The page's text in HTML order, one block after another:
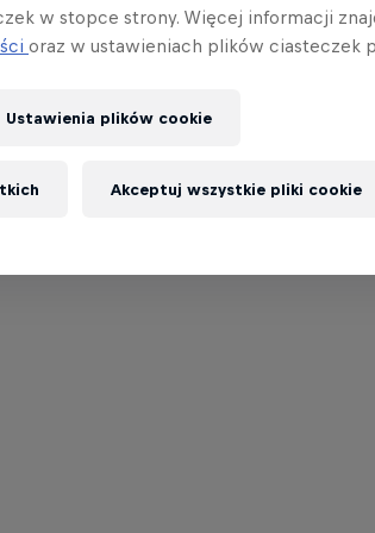
w stopce strony. Więcej informacji
oraz w ustawieniach plików ciasteczek
Ustawienia plików cookie
Akceptuj wszystkie pliki cookie